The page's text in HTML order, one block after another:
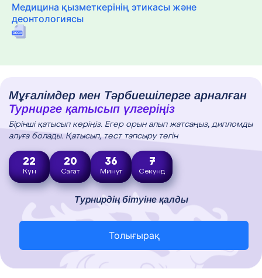
Медицина қызметкерінің этикасы және
деонтологиясы
Мұғалімдер мен Тәрбиешілерге арналған
Турнирге қатысып үлгеріңіз
Бірінші қатысып көріңіз. Егер орын алып жатсаңыз, дипломды
алуға болады. Қатысып, тест тапсыру тегін
22
Күн
20
Сағат
36
Минут
6
Секунд
Турнирдің бітуіне қалды
Толығырақ